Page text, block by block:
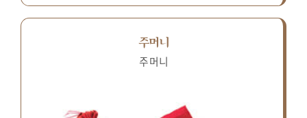
주머니
주머니